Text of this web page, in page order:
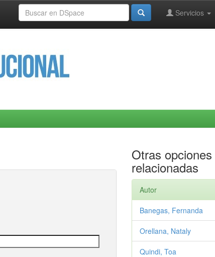
Servicios
Otras opciones
relacionadas
Autor
Banegas, Fernanda
Orellana, Nataly
Quindi, Toa